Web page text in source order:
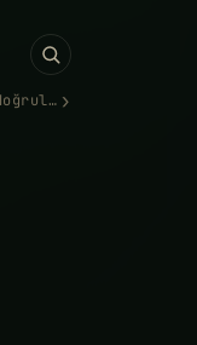
Pentagon’un doğruladığı UFO g… ›